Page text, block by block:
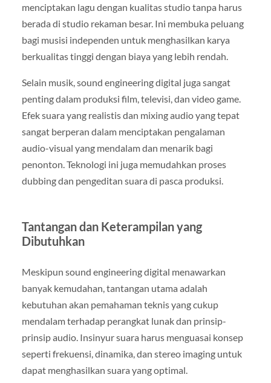
menciptakan lagu dengan kualitas studio tanpa harus
berada di studio rekaman besar. Ini membuka peluang
bagi musisi independen untuk menghasilkan karya
berkualitas tinggi dengan biaya yang lebih rendah.
Selain musik, sound engineering digital juga sangat
penting dalam produksi film, televisi, dan video game.
Efek suara yang realistis dan mixing audio yang tepat
sangat berperan dalam menciptakan pengalaman
audio-visual yang mendalam dan menarik bagi
penonton. Teknologi ini juga memudahkan proses
dubbing dan pengeditan suara di pasca produksi.
Tantangan dan Keterampilan yang
Dibutuhkan
Meskipun sound engineering digital menawarkan
banyak kemudahan, tantangan utama adalah
kebutuhan akan pemahaman teknis yang cukup
mendalam terhadap perangkat lunak dan prinsip-
prinsip audio. Insinyur suara harus menguasai konsep
seperti frekuensi, dinamika, dan stereo imaging untuk
dapat menghasilkan suara yang optimal.